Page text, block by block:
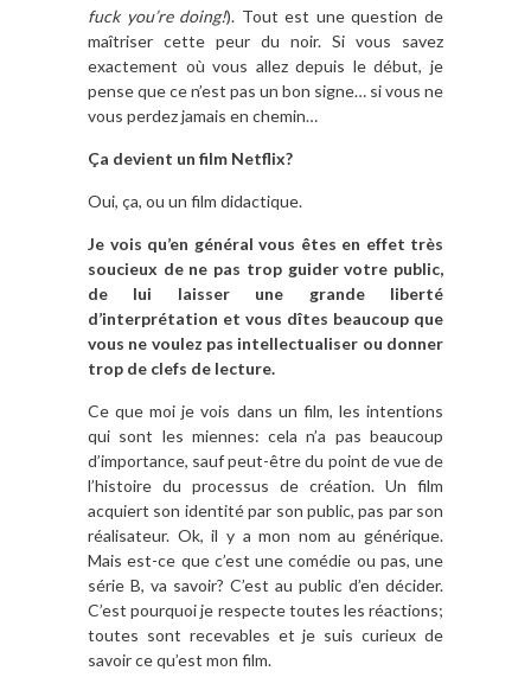
fuck you’re doing!). Tout est une question de
maîtriser cette peur du noir. Si vous savez
exactement où vous allez depuis le début, je
pense que ce n’est pas un bon signe… si vous ne
vous perdez jamais en chemin…
Ça devient un film Netflix?
Oui, ça, ou un film didactique.
Je vois qu’en général vous êtes en effet très
soucieux de ne pas trop guider votre public,
de lui laisser une grande liberté
d’interprétation et vous dîtes beaucoup que
vous ne voulez pas intellectualiser ou donner
trop de clefs de lecture.
Ce que moi je vois dans un film, les intentions
qui sont les miennes: cela n’a pas beaucoup
d’importance, sauf peut-être du point de vue de
l’histoire du processus de création. Un film
acquiert son identité par son public, pas par son
réalisateur. Ok, il y a mon nom au générique.
Mais est-ce que c’est une comédie ou pas, une
série B, va savoir? C’est au public d’en décider.
C’est pourquoi je respecte toutes les réactions;
toutes sont recevables et je suis curieux de
savoir ce qu’est mon film.